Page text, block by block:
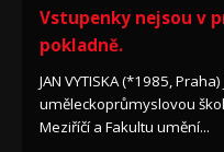
Vstupenky nejsou v
pokladně.
JAN VYTISKA (*1985,
uměleckoprůmyslovou
Meziříčí a Fakultu umění...